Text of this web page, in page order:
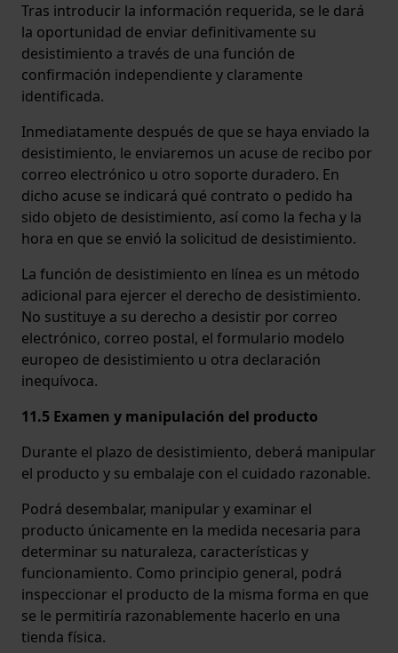
Tras introducir la información requerida, se le dará
la oportunidad de enviar definitivamente su
desistimiento a través de una función de
confirmación independiente y claramente
identificada.
Inmediatamente después de que se haya enviado la
desistimiento, le enviaremos un acuse de recibo por
correo electrónico u otro soporte duradero. En
dicho acuse se indicará qué contrato o pedido ha
sido objeto de desistimiento, así como la fecha y la
hora en que se envió la solicitud de desistimiento.
La función de desistimiento en línea es un método
adicional para ejercer el derecho de desistimiento.
No sustituye a su derecho a desistir por correo
electrónico, correo postal, el formulario modelo
europeo de desistimiento u otra declaración
inequívoca.
11.5 Examen y manipulación del producto
Durante el plazo de desistimiento, deberá manipular
el producto y su embalaje con el cuidado razonable.
Podrá desembalar, manipular y examinar el
producto únicamente en la medida necesaria para
determinar su naturaleza, características y
funcionamiento. Como principio general, podrá
inspeccionar el producto de la misma forma en que
se le permitiría razonablemente hacerlo en una
tienda física.